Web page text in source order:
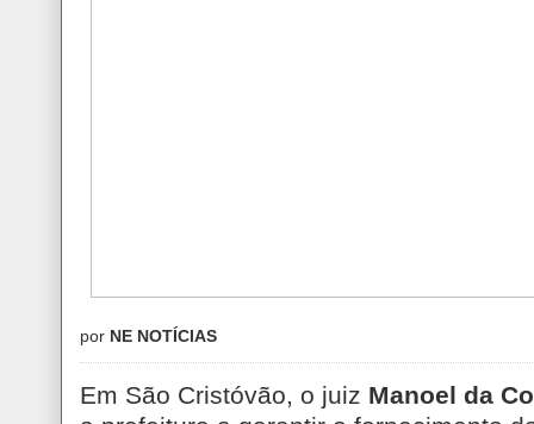
por NE NOTÍCIAS
Em São Cristóvão, o juiz Manoel da